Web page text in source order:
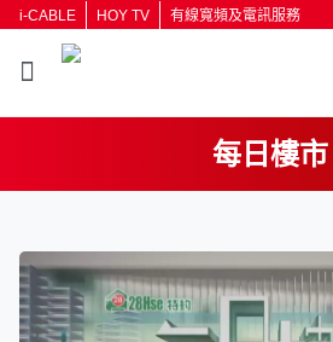
i-CABLE HOY TV 有線寬頻及電訊服務
每日樓市
按輸入鍵開始搜尋